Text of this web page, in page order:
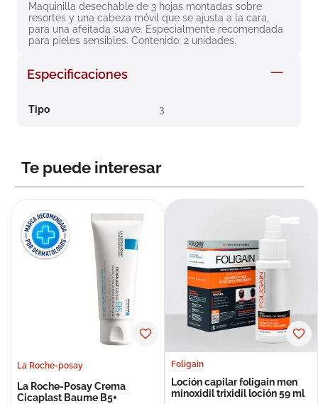
Maquinilla desechable de 3 hojas montadas sobre
resortes y una cabeza móvil que se ajusta a la cara,
para una afeitada suave. Especialmente recomendada
para pieles sensibles. Contenido: 2 unidades.
Especificaciones
Tipo 3
Te puede interesar
La Roche-posay
La Roche-Posay Crema
Cicaplast Baume B5+
Foligain
Loción capilar foligain men
minoxidil trixidil loción 59 ml
8. roche posay
9. nivea